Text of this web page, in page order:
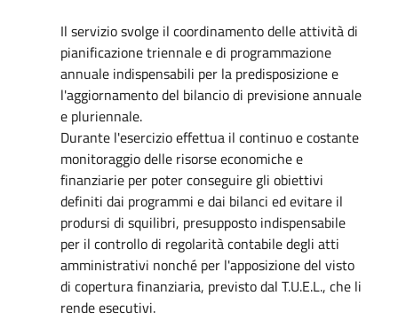
Il servizio svolge il coordinamento delle attività di
pianificazione triennale e di programmazione
annuale indispensabili per la predisposizione e
l'aggiornamento del bilancio di previsione annuale
e pluriennale.
Durante l'esercizio effettua il continuo e costante
monitoraggio delle risorse economiche e
finanziarie per poter conseguire gli obiettivi
definiti dai programmi e dai bilanci ed evitare il
prodursi di squilibri, presupposto indispensabile
per il controllo di regolarità contabile degli atti
amministrativi nonché per l'apposizione del visto
di copertura finanziaria, previsto dal T.U.E.L., che li
rende esecutivi.